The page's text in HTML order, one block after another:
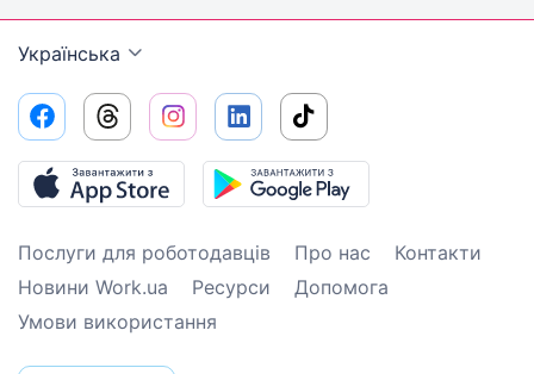
Українська
Послуги для роботодавців Про нас
Контакти
Новини Work.ua
Ресурси
Допомога
Умови використання